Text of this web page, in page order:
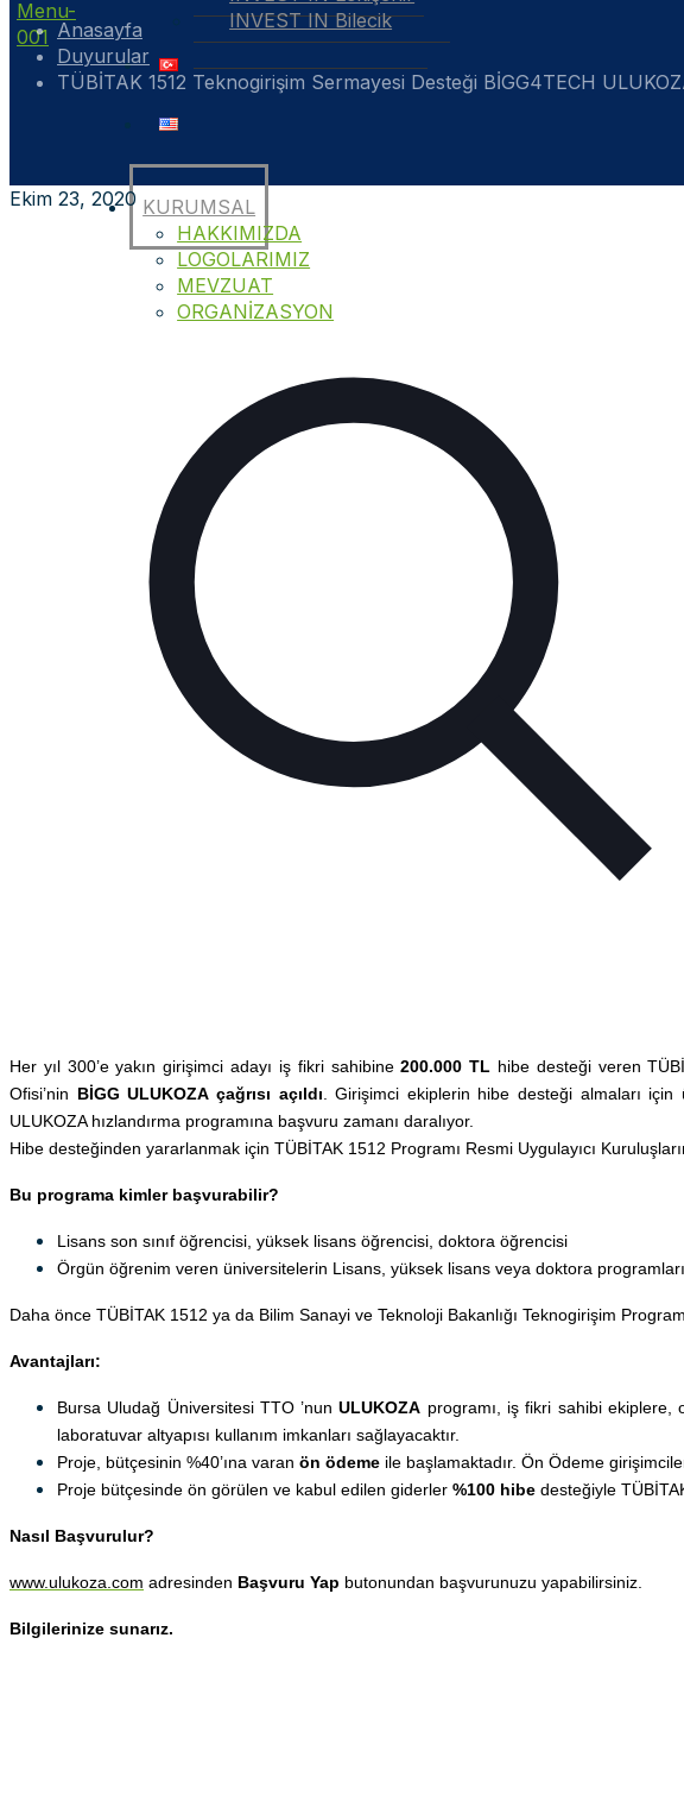
INVEST IN Bilecik
KURUMSAL
HAKKIMIZDA
LOGOLARIMIZ
MEVZUAT
ORGANİZASYON
Anasayfa
Duyurular
TÜBİTAK 1512 Teknogirişim Sermayesi Desteği BİGG4TECH
Ekim 23, 2020
Her yıl 300’e yakın girişimci adayı iş fikri sahibine200.000 TL hibe desteği veren
Ofisi’nin BİGG ULUKOZA çağrısı açıldı. Girişimci ekiplerin hibe desteği almaları için
ULUKOZA hızlandırma programına başvuru zamanı daralıyor.
Hibe desteğinden yararlanmak için TÜBİTAK 1512 Programı Resmi Uygulayıcı
Bu programa kimler başvurabilir?
Lisans son sınıf öğrencisi, yüksek lisans öğrencisi, doktora öğrencisi
Örgün öğrenim veren üniversitelerin Lisans, yüksek lisans veya doktora
Daha önce TÜBİTAK 1512 ya da Bilim Sanayi ve Teknoloji Bakanlığı Teknogirişim
Avantajları:
Bursa Uludağ Üniversitesi TTO ’nunULUKOZA programı, iş fikri sahibi ekiplere,
laboratuvar altyapısı kullanım imkanları sağlayacaktır.
Proje, bütçesinin %40’ına varan ön ödeme ile başlamaktadır. Ön Ödeme
Proje bütçesinde ön görülen ve kabul edilen giderler %100 hibe desteğiyle
Nasıl Başvurulur?
www.ulukoza.com adresinden Başvuru Yap butonundan başvurunuzu yapabilirsiniz.
Bilgilerinize sunarız.